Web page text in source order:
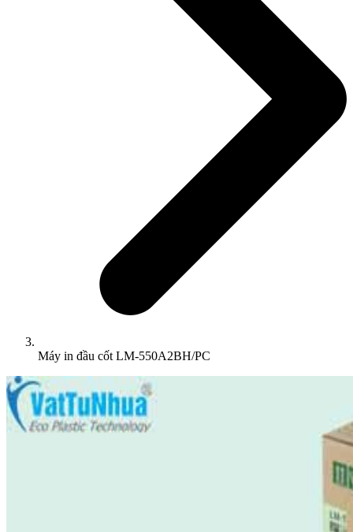
Máy in đầu cốt LM-550A2BH/PC